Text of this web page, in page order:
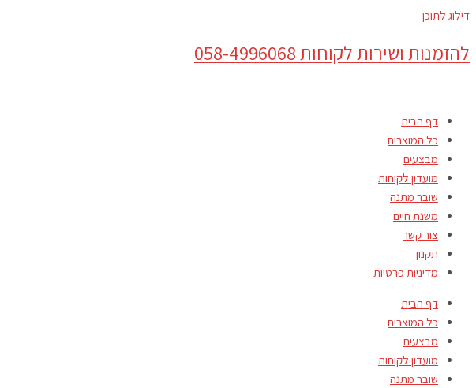
דילוג לתוכן
להזמנות ושירות לקוחות 058-4996068
דף הבית
כל המוצרים
מבצעים
מועדון לקוחות
שובר מתנה
משנת חיים
צור קשר
תקנון
מדיניות פרטיות
דף הבית
כל המוצרים
מבצעים
מועדון לקוחות
שובר מתנה